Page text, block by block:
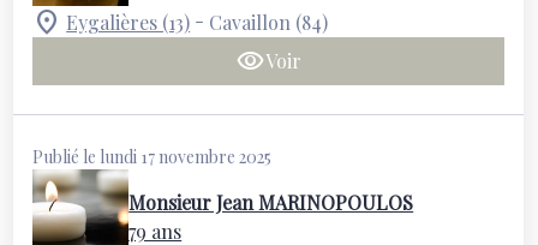
Eygalières (13) - Cavaillon (84)
Voir
Publié le lundi 17 novembre 2025
Monsieur Jean MARINOPOULOS
79 ans